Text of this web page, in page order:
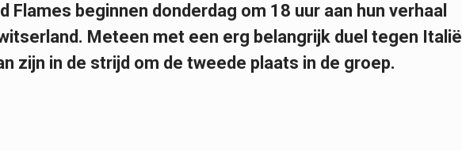
Flames beginnen donderdag om 18 uur aan hun verhaal
Meteen met een erg belangrijk duel tegen Italië
zijn in de strijd om de tweede plaats in de groep.